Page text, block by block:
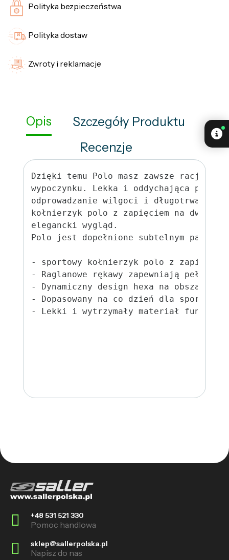
Polityka bezpieczeństwa
Polityka dostaw
Zwroty i reklamacje
Opis
Szczegóły Produktu
Recenzje
Dzięki temu Polo masz zawsze rację i
wypoczynku. Lekka i oddychająca
odprowadzanie wilgoci i długotrwały
kołnierzyk polo z zapięciem na dwa
elegancki wygląd.
Polo jest dopełnione subtelnym
- sportowy kołnierzyk polo z
- Raglanowe rękawy zapewniają pełną
- Dynamiczny design hexa na obszarze
- Dopasowany na co dzień dla
- Lekki i wytrzymały materiał
+48 531 521 330
Pomoc handlowa
sklep@sallerpolska.pl
Napisz do nas